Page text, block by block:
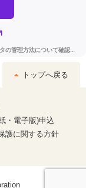
トップへ戻る
・電子版)申込
護に関する方針